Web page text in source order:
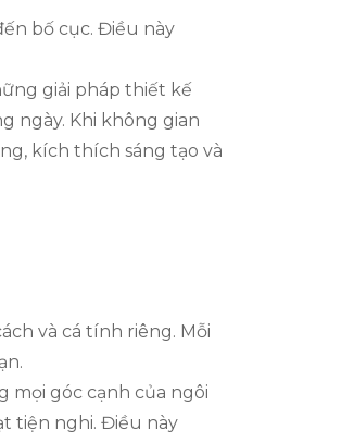
bố cục. Điều này
giải pháp thiết kế
ngày. Khi không gian
kích thích sáng tạo và
và cá tính riêng. Mỗi
mọi góc cạnh của ngôi
tiện nghi. Điều này